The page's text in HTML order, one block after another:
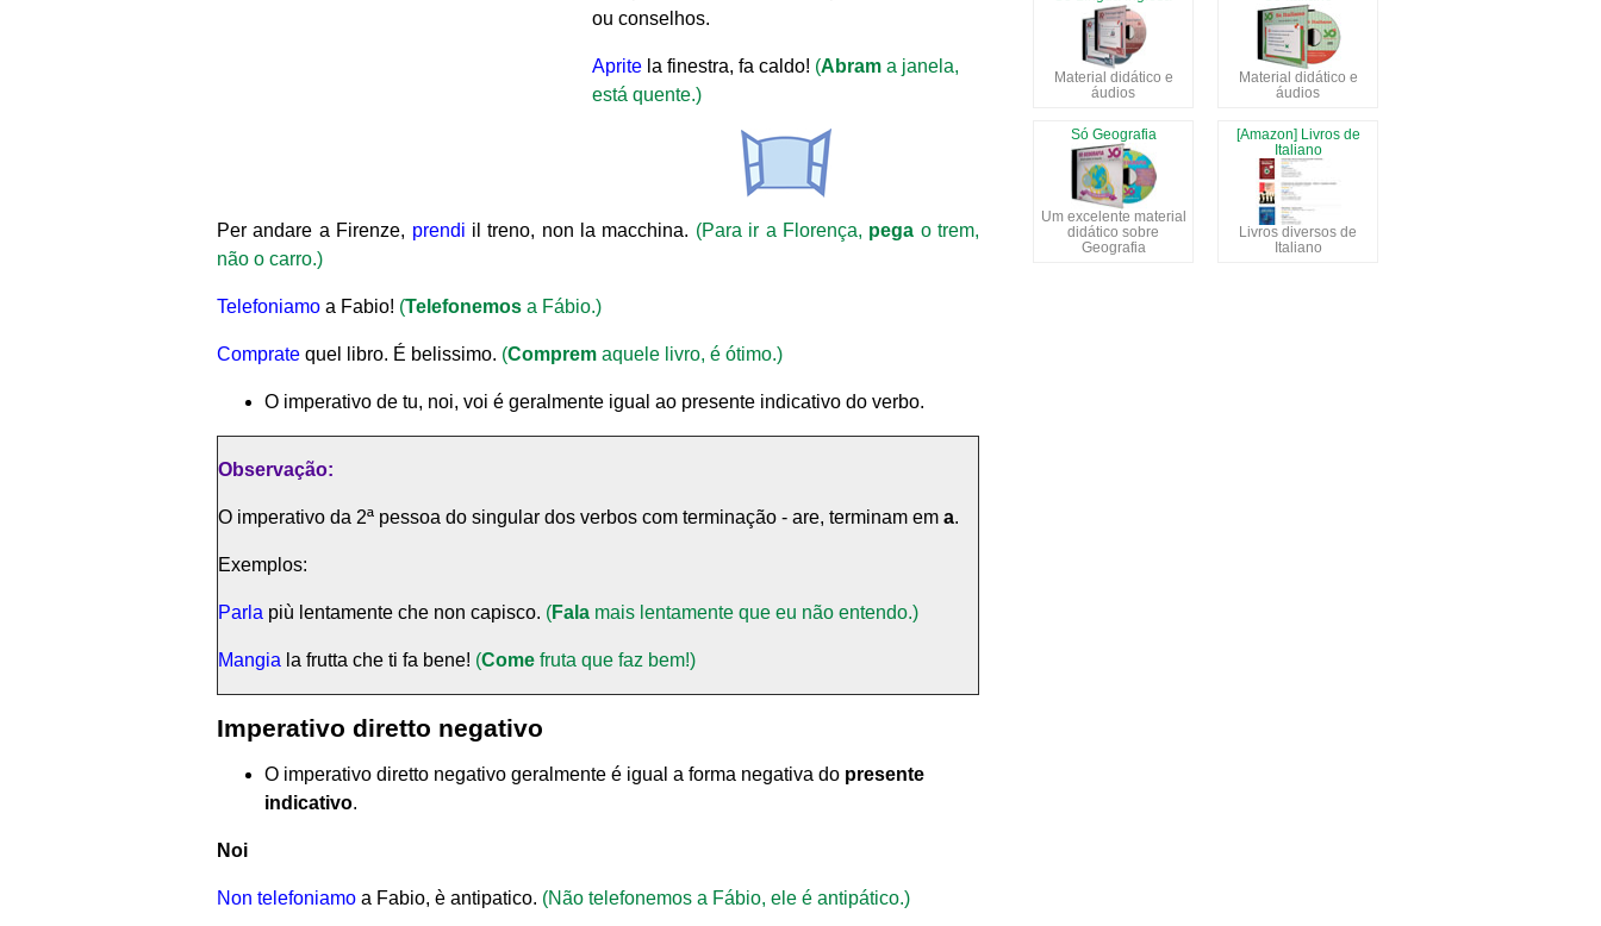
ou conselhos.
Aprite la finestra, fa caldo! (Abram a janela,
está quente.)
Per andare a Firenze, prendi il treno, non la macchina. (Para ir a Florença, pega o trem,
não o carro.)
Telefoniamo a Fabio! (Telefonemos a Fábio.)
Comprate quel libro. É belissimo. (Comprem aquele livro, é ótimo.)
O imperativo de tu, noi, voi é geralmente igual ao presente indicativo do verbo.
Observação:
O imperativo da 2ª pessoa do singular dos verbos com terminação - are, terminam em a.
Exemplos:
Parla più lentamente che non capisco. (Fala mais lentamente que eu não entendo.)
Mangia la frutta che ti fa bene! (Come fruta que faz bem!)
Imperativo diretto negativo
O imperativo diretto negativo geralmente é igual a forma negativa do presente
indicativo.
Noi
Non telefoniamo a Fabio, è antipatico. (Não telefonemos a Fábio, ele é antipático.)
Material didático e
áudios
Material didático e
áudios
Só Geografia
Um excelente material
didático sobre
Geografia
[Amazon] Livros de
Italiano
Livros diversos de
Italiano